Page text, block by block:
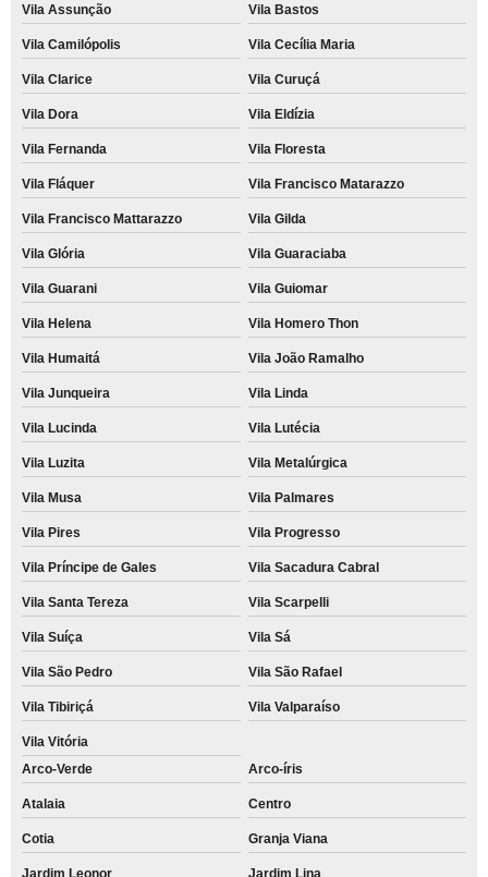
Vila Assunção Vila Bastos
Vila Camilópolis Vila Cecília Maria
Vila Clarice Vila Curuçá
Vila Dora Vila Eldízia
Vila Fernanda Vila Floresta
Vila Fláquer Vila Francisco Matarazzo
Vila Francisco Mattarazzo Vila Gilda
Vila Glória Vila Guaraciaba
Vila Guarani Vila Guiomar
Vila Helena Vila Homero Thon
Vila Humaitá Vila João Ramalho
Vila Junqueira Vila Linda
Vila Lucinda Vila Lutécia
Vila Luzita Vila Metalúrgica
Vila Musa Vila Palmares
Vila Pires Vila Progresso
Vila Príncipe de Gales Vila Sacadura Cabral
Vila Santa Tereza Vila Scarpelli
Vila Suíça Vila Sá
Vila São Pedro Vila São Rafael
Vila Tibiriçá Vila Valparaíso
Vila Vitória
Arco-Verde
Arco-íris
Atalaia Centro
Cotia Granja Viana
Jardim Leonor Jardim Lina